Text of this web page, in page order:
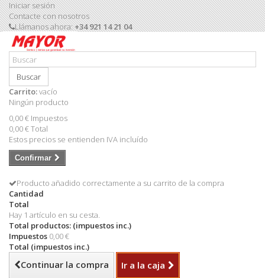
Iniciar sesión
Contacte con nosotros
Llámanos ahora:+34 921 14 21 04
Buscar
Carrito:vacío
Ningún producto
0,00 € Impuestos
0,00 €Total
Estos precios se entienden IVA incluído
Confirmar
Producto añadido correctamente a su carrito de la compra
Cantidad
Total
Hay 1 artículo en su cesta.
Total productos: (impuestos inc.)
Impuestos 0,00 €
Total (impuestos inc.)
Continuar la compra Ir a la caja